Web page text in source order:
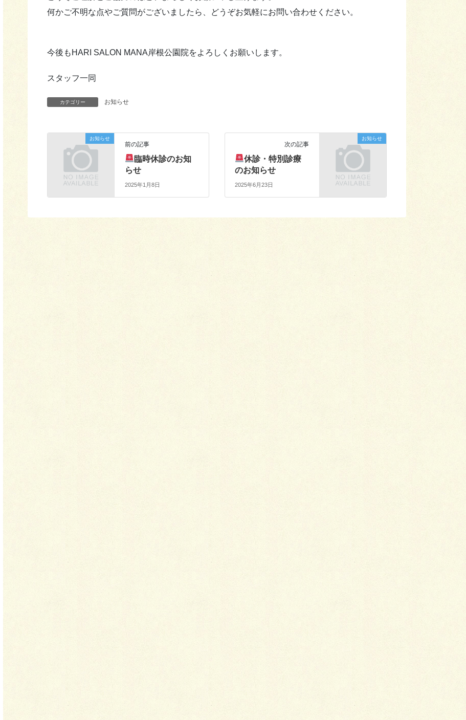
何かご不明な点やご質問がございましたら、どうぞお気軽にお問い合わせください。
今後もHARI SALON MANA岸根公園院をよろしくお願いします。
スタッフ一同
カテゴリー お知らせ
お知らせ
前の記事
臨時休診のお知
らせ
2025年1月8日
お知らせ
次の記事
休診・特別診療
のお知らせ
2025年6月23日